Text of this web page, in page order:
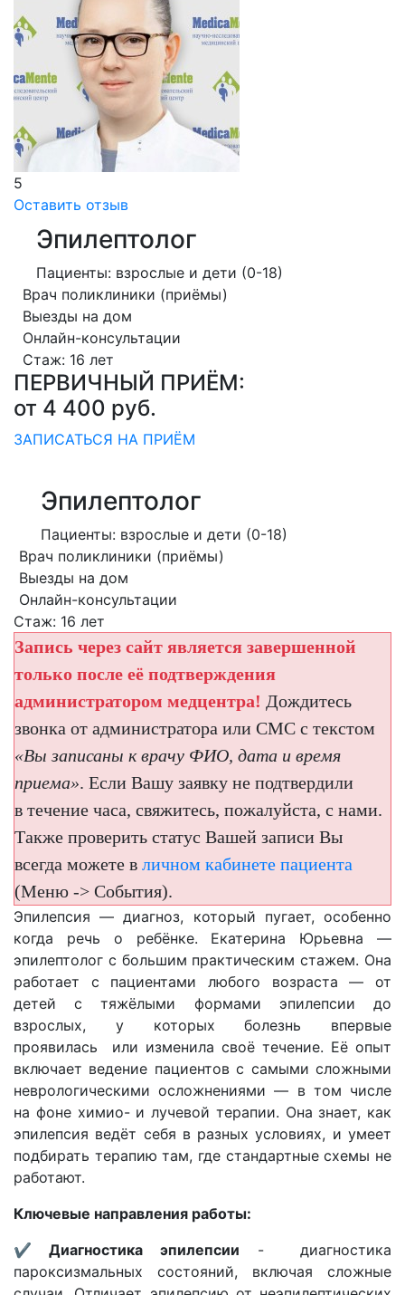
5
Оставить отзыв
Эпилептолог
Пациенты: взрослые и дети (0-18)
Врач поликлиники (приёмы)
Выезды на дом
Онлайн-консультации
Стаж: 16 лет
ПЕРВИЧНЫЙ ПРИЁМ:
от 4 400 руб.
ЗАПИСАТЬСЯ НА ПРИЁМ
Эпилептолог
Пациенты: взрослые и дети (0-18)
Врач поликлиники (приёмы)
Выезды на дом
Онлайн-консультации
Стаж: 16 лет
Запись через сайт является завершенной
только после её подтверждения
администратором медцентра! Дождитесь
звонка от администратора или СМС с текстом
«Вы записаны к врачу ФИО, дата и время
приема». Если Вашу заявку не подтвердили
в течение часа, свяжитесь, пожалуйста, с нами.
Также проверить статус Вашей записи Вы
всегда можете в личном кабинете пациента
(Меню -> События).
Эпилепсия — диагноз, который пугает, особенно
когда речь о ребёнке. Екатерина Юрьевна —
эпилептолог с большим практическим стажем. Она
работает с пациентами любого возраста — от
детей с тяжёлыми формами эпилепсии до
взрослых, у которых болезнь впервые
проявилась или изменила своё течение. Её опыт
включает ведение пациентов с самыми сложными
неврологическими осложнениями — в том числе
на фоне химио- и лучевой терапии. Она знает, как
эпилепсия ведёт себя в разных условиях, и умеет
подбирать терапию там, где стандартные схемы не
работают.
Ключевые направления работы:
✔︎ Диагностика эпилепсии - диагностика
пароксизмальных состояний, включая сложные